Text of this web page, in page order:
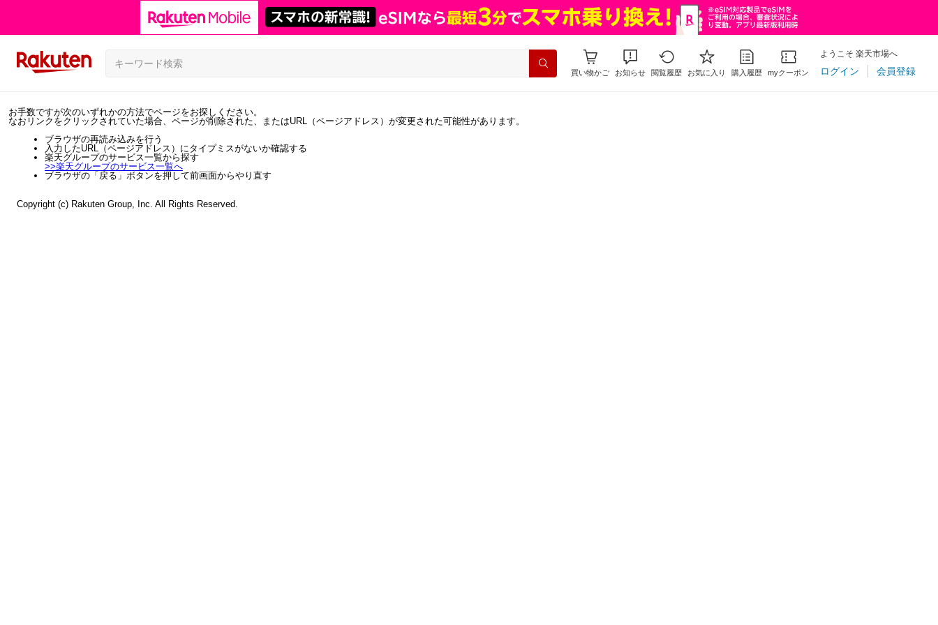
買い物かご お知らせ 閲覧履歴 お気に入り 購入履歴 myクーポン
ようこそ 楽天市場へ
ログイン 会員登録
お手数ですが次のいずれかの方法でページをお探しください。
なおリンクをクリックされていた場合、ページが削除された、またはURL（ページアドレス）が変更された可能性があります。
ブラウザの再読み込みを行う
入力したURL（ページアドレス）にタイプミスがないか確認する
楽天グループのサービス一覧から探す
>>楽天グループのサービス一覧へ
ブラウザの「戻る」ボタンを押して前画面からやり直す
Copyright (c) Rakuten Group, Inc. All Rights Reserved.